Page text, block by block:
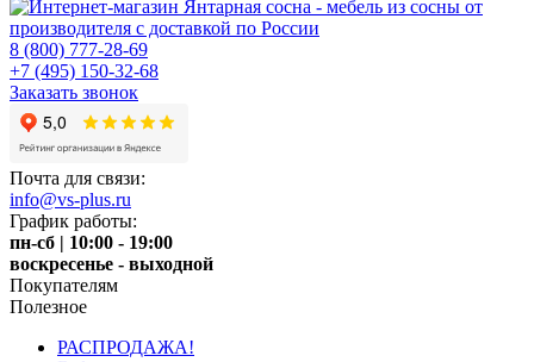
8 (800) 777-28-69
+7 (495) 150-32-68
Заказать звонок
Почта для связи:
info@vs-plus.ru
График работы:
пн-сб | 10:00 - 19:00
воскресенье - выходной
Покупателям
Полезное
РАСПРОДАЖА!